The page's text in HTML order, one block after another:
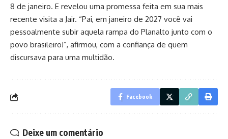
8 de janeiro. E revelou uma promessa feita em sua mais
recente visita a Jair. “Pai, em janeiro de 2027 você vai
pessoalmente subir aquela rampa do Planalto junto com o
povo brasileiro!”, afirmou, com a confiança de quem
discursava para uma multidão.
Facebook
Deixe um comentário